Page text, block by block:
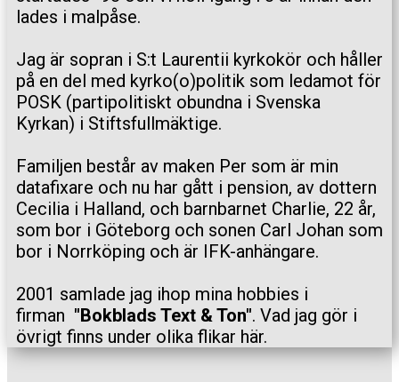
lades i malpåse.
Jag är sopran i S:t Laurentii kyrkokör och håller
på en del med kyrko(o)politik som ledamot för
POSK (partipolitiskt obundna i Svenska
Kyrkan) i Stiftsfullmäktige.
Familjen består av maken Per som är min
datafixare och nu har gått i pension, av dottern
Cecilia i Halland, och barnbarnet Charlie, 22 år,
som bor i Göteborg och sonen Carl Johan som
bor i Norrköping och är IFK-anhängare.
2001 samlade jag ihop mina hobbies i
firman "Bokblads Text & Ton". Vad jag gör i
övrigt finns under olika flikar här.